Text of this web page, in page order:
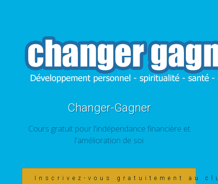
Changer-Gagner
Cours gratuit pour l'indépendance financière et
l'amélioration de soi
Inscrivez-vous gratuitement au